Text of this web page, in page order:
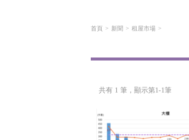
首頁 新聞 租屋市場
共有 1 筆， 顯示第1-1筆